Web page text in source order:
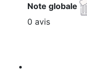
Note globale
0 avis